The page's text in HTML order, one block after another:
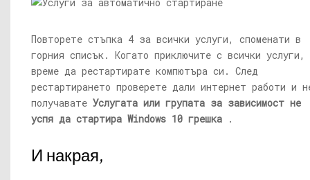
Повторете стъпка 4 за всички услуги, споменати в
горния списък. Когато приключите с всички услуги,
време да рестартирате компютъра си. След
рестартирането проверете дали интернет работи и
получавате Услугата или групата за зависимост не
успя да стартира Windows 10 грешка .
И накрая,